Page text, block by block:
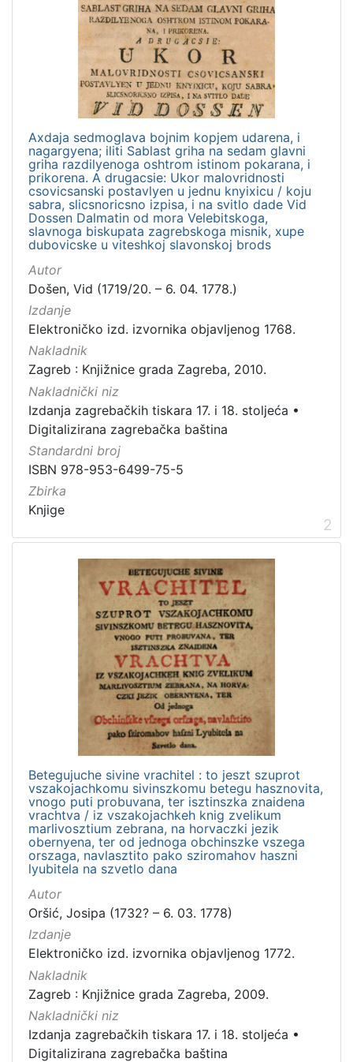
Prava
Javno dobro
Vrsta
građe
knjiga
sitni tisak
Zbirka
Knjige
Sitni tisak
Axdaja sedmoglava bojnim kopjem udarena, i
nagargyena; iliti Sablast griha na sedam glavni
griha razdilyenoga oshtrom istinom pokarana, i
prikorena. A drugacsie: Ukor malovridnosti
csovicsanski postavlyen u jednu knyixicu / koju
sabra, slicsnoricsno izpisa, i na svitlo dade Vid
Dossen Dalmatin od mora Velebitskoga,
slavnoga biskupata zagrebskoga misnik, xupe
dubovicske u viteshkoj slavonskoj brods
Autor
Došen, Vid (1719/20. – 6. 04. 1778.)
Izdanje
Elektroničko izd. izvornika objavljenog 1768.
Nakladnik
Zagreb : Knjižnice grada Zagreba, 2010.
Nakladnički niz
Izdanja zagrebačkih tiskara 17. i 18. stoljeća •
Digitalizirana zagrebačka baština
Standardni broj
ISBN 978-953-6499-75-5
Zbirka
Knjige
2
Betegujuche sivine vrachitel : to jeszt szuprot
vszakojachkomu sivinszkomu betegu hasznovita,
vnogo puti probuvana, ter isztinszka znaidena
vrachtva / iz vszakojachkeh knig zvelikum
marlivosztium zebrana, na horvaczki jezik
obernyena, ter od jednoga obchinszke vszega
orszaga, navlasztito pako sziromahov haszni
lyubitela na szvetlo dana
Autor
Oršić, Josipa (1732? – 6. 03. 1778)
Izdanje
Elektroničko izd. izvornika objavljenog 1772.
Nakladnik
Zagreb : Knjižnice grada Zagreba, 2009.
Nakladnički niz
Izdanja zagrebačkih tiskara 17. i 18. stoljeća •
Digitalizirana zagrebačka baština